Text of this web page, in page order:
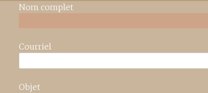
Nom complet
Courriel
Objet